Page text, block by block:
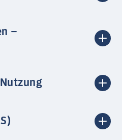
–